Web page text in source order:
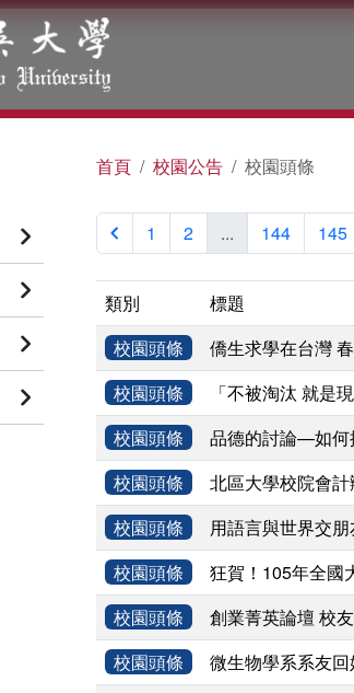
首頁 校園公告 校園頭條
1 2 ... 144 145
類別 標題
校園頭條
僑生求學在台灣
校園頭條
「不被淘汰 就是
校園頭條
品德的討論—如何
校園頭條
北區大學校院會
校園頭條
用語言與世界交
校園頭條
狂賀！105年全國
校園頭條
創業菁英論壇 校
校園頭條
微生物學系系友